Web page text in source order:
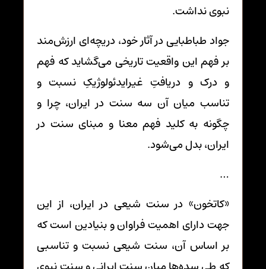
نبوی نداشت.
جواد طباطبایی در آثار خود، دریچه‌ای ارزش‌مند
بر فهم این واقعیت تاریخی می‌گشاید که فهم
و درک و دریافتِ غیرایدئولوژیکِ نسبت و
تناسب میان آن سه سنت در ایران، چرا و
چگونه به کلید فهم معنا و مبنای سنت در
ایران، بدل می‌شود.
…
«کاتخون» در سنت شیعی در ایران، از این
جهت دارای اهمیت فراوان و بنیادین است که
بر اساس آن، سنت شیعی نسبت و تناسبی